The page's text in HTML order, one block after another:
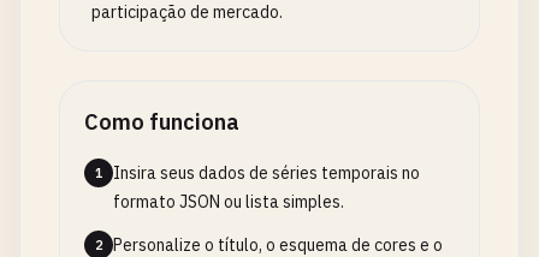
participação de mercado.
Como funciona
1
Insira seus dados de séries temporais no
formato JSON ou lista simples.
2
Personalize o título, o esquema de cores e o